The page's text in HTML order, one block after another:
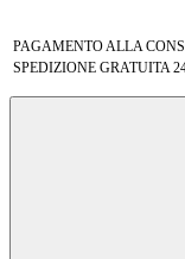
PAGAMENTO ALLA
SPEDIZIONE GRATUITA